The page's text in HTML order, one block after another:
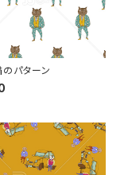
パターン